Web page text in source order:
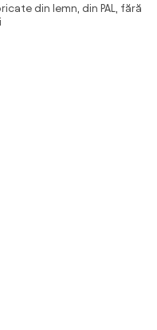
alb fluturasi
din lemn, din PAL, fără